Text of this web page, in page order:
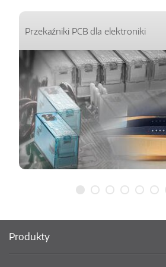
Przekaźniki PCB dla elektroniki
Produkty